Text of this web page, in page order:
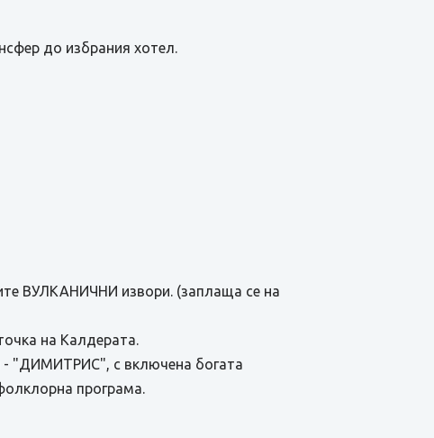
до избрания хотел.
ВУЛКАНИЧНИ извори. (заплаща се на
на Калдерата.
- "ДИМИТРИС", с включена богата
програма.